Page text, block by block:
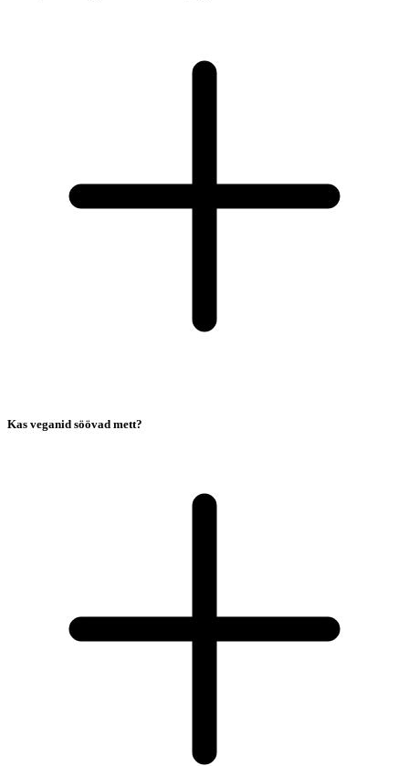
Kas veganid söövad mett?